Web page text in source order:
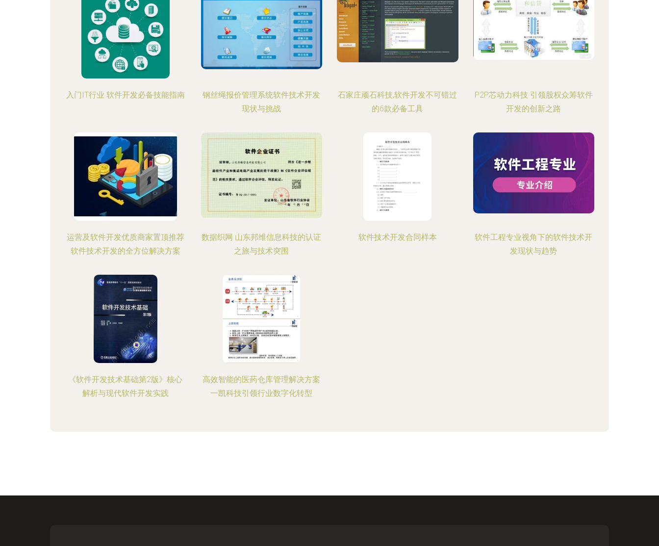
入门IT行业 软件开发必备技能指南
钢丝绳报价管理系统软件技术开发
现状与挑战
石家庄顽石科技,软件开发不可错过
的6款必备工具
P2P芯动力科技 引领股权众筹软件
开发的创新之路
运营及软件开发优质商家置顶推荐
软件技术开发的全方位解决方案
数据织网 山东邦维信息科技的认证
之旅与技术突围
软件技术开发合同样本
软件工程专业视角下的软件技术开
发现状与趋势
《软件开发技术基础第2版》核心
解析与现代软件开发实践
高效智能的医药仓库管理解决方案
一凯科技引领行业数字化转型